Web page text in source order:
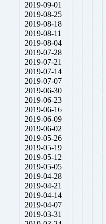
2019-09-01
2019-08-25
2019-08-18
2019-08-11
2019-08-04
2019-07-28
2019-07-21
2019-07-14
2019-07-07
2019-06-30
2019-06-23
2019-06-16
2019-06-09
2019-06-02
2019-05-26
2019-05-19
2019-05-12
2019-05-05
2019-04-28
2019-04-21
2019-04-14
2019-04-07
2019-03-31